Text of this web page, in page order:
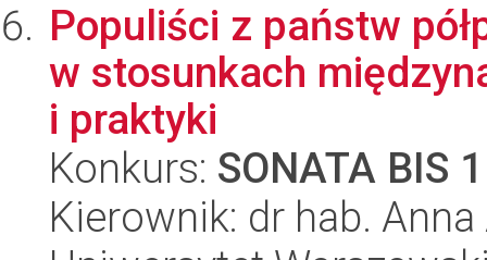
Populiści z państw
w stosunkach
i praktyki
Konkurs: SONATA BIS
Kierownik: dr hab.